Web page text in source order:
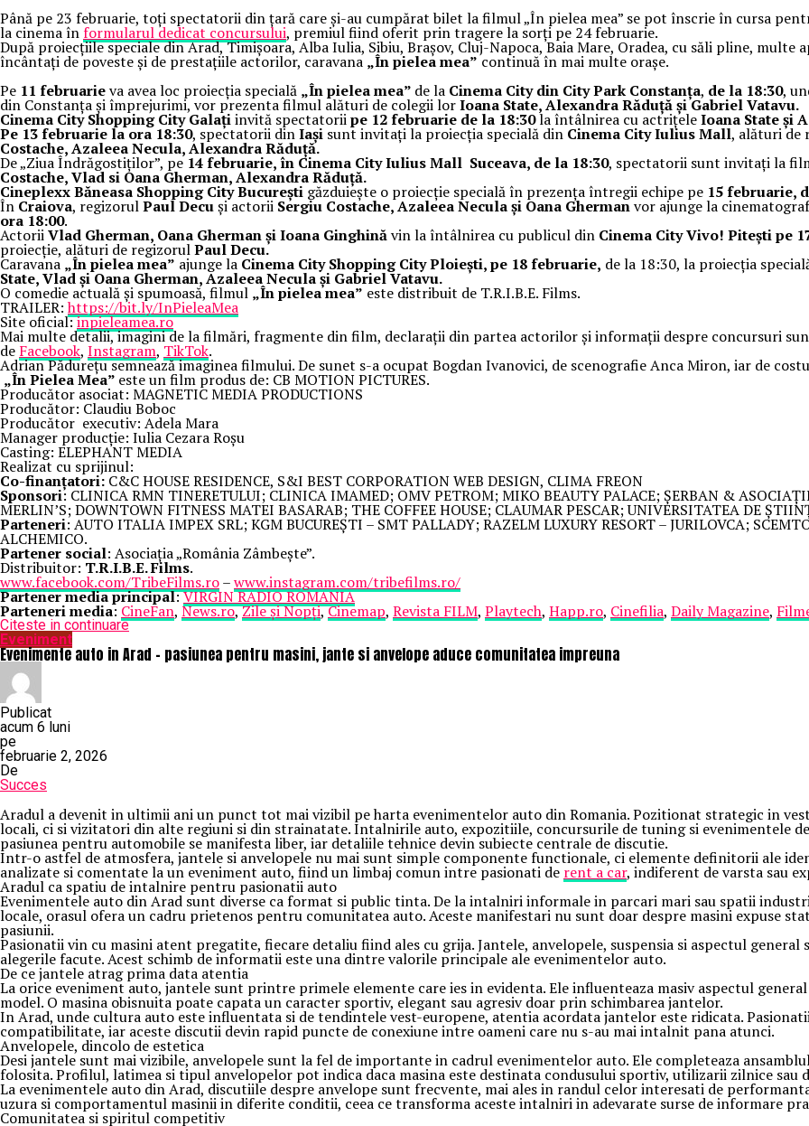
Până pe 23 februarie, toți spectatorii din țară care și-au cumpărat bilet la filmul „În pielea mea” se pot înscrie în cursa
la cinema înformularul dedicat concursului, premiul fiind oferit prin tragere la sorți pe 24 februarie.
După proiecțiile speciale din Arad, Timișoara, Alba Iulia, Sibiu, Brașov, Cluj-Napoca, Baia Mare, Oradea, cu săli pline,
încântați de poveste și de prestațiile actorilor, caravana „În pielea mea”continuă în mai multe orașe.
Pe 11 februarieva avea loc proiecția specială „În pielea mea” de la Cinema City din City Park Constanța, de la 18:30,
din Constanța și împrejurimi, vor prezenta filmul alături de colegii lorIoana State, Alexandra Răduță și Gabriel Vatavu.
Cinema City Shopping City Galațiinvită spectatoriipe 12 februarie de la 18:30la întâlnirea cu actrițeleIoana State și
Pe 13 februarie la ora 18:30, spectatorii dinIași sunt invitați la proiecția specială din Cinema City Iulius Mall, alături de
Costache, Azaleea Necula, Alexandra Răduță.
De „Ziua Îndrăgostiților”, pe 14 februarie, în Cinema City Iulius Mall Suceava, de la 18:30, spectatorii sunt invitați la
Costache, Vlad si Oana Gherman, Alexandra Răduță.
Cineplexx Băneasa Shopping City București găzduiește o proiecție specială în prezența întregii echipe pe 15 februarie,
În Craiova, regizorulPaul Decuși actorii Sergiu Costache, Azaleea Necula și Oana Ghermanvor ajunge la
ora 18:00.
ActoriiVlad Gherman, Oana Gherman și Ioana Ginghinăvin la întâlnirea cu publicul din Cinema City Vivo! Pitești pe
proiecție, alături de regizorulPaul Decu.
Caravana „În pielea mea” ajunge la Cinema City Shopping City Ploiești, pe 18 februarie, de la 18:30, la proiecția
State, Vlad și Oana Gherman, Azaleea Necula și Gabriel Vatavu.
O comedie actuală și spumoasă, filmul „În pielea mea” este distribuit de T.R.I.B.E. Films.
TRAILER:https://bit.ly/InPieleaMea
Site oficial:inpieleamea.ro
Mai multe detalii, imagini de la filmări, fragmente din film, declarații din partea actorilor și informații despre concursuri
de Facebook, Instagram, TikTok.
Adrian Pădurețu semnează imaginea filmului. De sunet s-a ocupat Bogdan Ivanovici, de scenografie Anca Miron, iar de
„În Pielea Mea” este un film produs de: CB MOTION PICTURES.
Producător asociat: MAGNETIC MEDIA PRODUCTIONS
Producător: Claudiu Boboc
Producător executiv: Adela Mara
Manager producție: Iulia Cezara Roșu
Casting: ELEPHANT MEDIA
Realizat cu sprijinul:
Co-finanțatori: C&C HOUSE RESIDENCE, S&I BEST CORPORATION WEB DESIGN, CLIMA FREON
Sponsori: CLINICA RMN TINERETULUI; CLINICA IMAMED; OMV PETROM; MIKO BEAUTY PALACE; ȘERBAN &
MERLIN’S; DOWNTOWN FITNESS MATEI BASARAB; THE COFFEE HOUSE; CLAUMAR PESCAR; UNIVERSITATEA DE
Parteneri: AUTO ITALIA IMPEX SRL; KGM BUCUREȘTI – SMT PALLADY; RAZELM LUXURY RESORT – JURILOVCA;
ALCHEMICO.
Partener social: Asociația „România Zâmbește”.
Distribuitor: T.R.I.B.E. Films.
www.facebook.com/TribeFilms.ro–www.instagram.com/tribefilms.ro/
Partener media principal:VIRGIN RADIO ROMANIA
Parteneri media: CineFan, News.ro,Zile și Nopți,Cinemap, Revista FILM, Playtech, Happ.ro, Cinefilia, Daily Magazine,
Citeste in continuare
Eveniment
Evenimente auto in Arad – pasiunea pentru masini, jante si anvelope aduce comunitatea impreuna
Publicat
acum 6 luni
pe
februarie 2, 2026
De
Succes
Aradul a devenit in ultimii ani un punct tot mai vizibil pe harta evenimentelor auto din Romania. Pozitionat strategic in
locali, ci si vizitatori din alte regiuni si din strainatate. Intalnirile auto, expozitiile, concursurile de tuning si evenimentele
pasiunea pentru automobile se manifesta liber, iar detaliile tehnice devin subiecte centrale de discutie.
Intr-o astfel de atmosfera, jantele si anvelopele nu mai sunt simple componente functionale, ci elemente definitorii ale
analizate si comentate la un eveniment auto, fiind un limbaj comun intre pasionati de rent a car, indiferent de varsta sau
Aradul ca spatiu de intalnire pentru pasionatii auto
Evenimentele auto din Arad sunt diverse ca format si public tinta. De la intalniri informale in parcari mari sau spatii
locale, orasul ofera un cadru prietenos pentru comunitatea auto. Aceste manifestari nu sunt doar despre masini expuse
pasiunii.
Pasionatii vin cu masini atent pregatite, fiecare detaliu fiind ales cu grija. Jantele, anvelopele, suspensia si aspectul
alegerile facute. Acest schimb de informatii este una dintre valorile principale ale evenimentelor auto.
De ce jantele atrag prima data atentia
La orice eveniment auto, jantele sunt printre primele elemente care ies in evidenta. Ele influenteaza masiv aspectul
model. O masina obisnuita poate capata un caracter sportiv, elegant sau agresiv doar prin schimbarea jantelor.
In Arad, unde cultura auto este influentata si de tendintele vest-europene, atentia acordata jantelor este ridicata.
compatibilitate, iar aceste discutii devin rapid puncte de conexiune intre oameni care nu s-au mai intalnit pana atunci.
Anvelopele, dincolo de estetica
Desi jantele sunt mai vizibile, anvelopele sunt la fel de importante in cadrul evenimentelor auto. Ele completeaza
folosita. Profilul, latimea si tipul anvelopelor pot indica daca masina este destinata condusului sportiv, utilizarii zilnice sau
La evenimentele auto din Arad, discutiile despre anvelope sunt frecvente, mai ales in randul celor interesati de
uzura si comportamentul masinii in diferite conditii, ceea ce transforma aceste intalniri in adevarate surse de informare
Comunitatea si spiritul competitiv